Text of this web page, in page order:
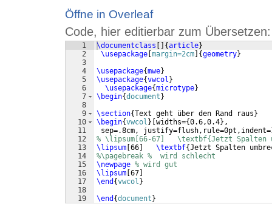
Öffne in Overleaf
Code, hier editierbar zum Übersetzen:
1
2
3
4
5
6
7
8
9
10
11
12
13
14
15
16
17
18
19
\documentclass {article}
\usepackage margin=2cm {geometry}
\usepackage{mwe}
\usepackage{vwcol }
\usepackage{microtype}
\begin{document }
\section{Text geht über den Rand raus }
\begin{vwcol } widths={0.6,0.4} ,
sep=.8cm,
% \lipsum[66-67]   \textbf{Jetzt Spalten
\lipsum 66 \textbf{Jetzt Spalten
%\pagebreak %  wird schlecht
\newpage % wird gut
\lipsum 67
\end {vwcol }
\end {document }